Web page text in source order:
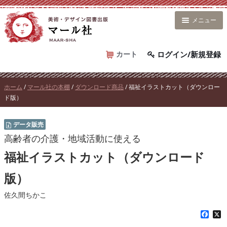
コ
ン
テ
ス
キ
ッ
カート ログイン/新規登録
メニュー
ホーム / マール社の本棚 / ダウンロード商品 / 福祉イラストカット（ダウンロー
ド版）
データ販売
高齢者の介護・地域活動に使える
福祉イラストカット（ダウンロード
版）
佐久間ちかこ